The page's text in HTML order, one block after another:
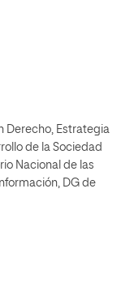
Derecho, Estrategia
de la Sociedad
Nacional de las
DG de